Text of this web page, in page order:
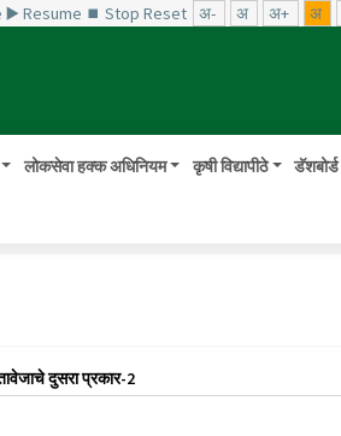
▶️ Resume ⏹ Stop Reset अ- अ अ+ अ
लोकसेवा हक्क अधिनियम कृषी विद्यापीठे डॅशबोर्ड
दुसरा प्रकार-2